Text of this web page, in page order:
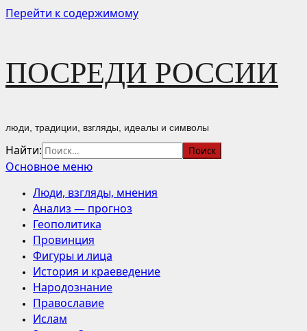
Перейти к содержимому
ПОСРЕДИ РОССИИ
люди, традиции, взгляды, идеалы и символы
Найти:
Основное меню
Люди, взгляды, мнения
Анализ — прогноз
Геополитика
Провинция
Фигуры и лица
История и краеведение
Народознание
Православие
Ислам